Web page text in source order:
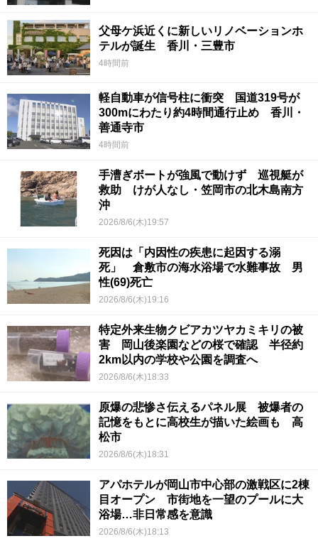
父母ケ浜近くに新しいリノベーションホ
テルが誕生 香川・三豊市
4時間前
軽自動車が信号柱に衝突 国道319号が
300mにわたり約4時間通行止め 香川・
善通寺市
4時間前
手漕ぎボートが強風で動けず 巡視艇が
救助 けが人なし・笠岡市の北木島南方
沖
2026/8/6(木)19:57
死因は「内因性の疾患に起因する溺
死」 倉敷市の海水浴場で水難事故 男
性(69)死亡
2026/8/6(木)19:16
特定外来生物クビアカツヤカミキリの被
害 岡山後楽園などの桜で確認 半径約
2km以内の学校や公園を調査へ
2026/8/6(木)18:33
原爆の悲惨さ伝えるパネル展 被爆者の
記憶をもとに高校生が描いた絵画も 高
松市
2026/8/6(木)18:31
アパホテルが岡山市中心部の激戦区に2棟
目オープン 市街地を一望のプールに大
浴場…非日常感を意識
2026/8/6(木)18:13